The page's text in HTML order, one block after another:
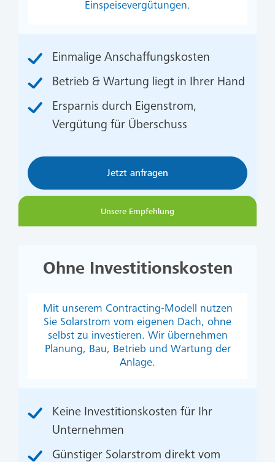
Einspeisevergütungen.
Einmalige Anschaffungskosten
Betrieb & Wartung liegt in Ihrer Hand
Ersparnis durch Eigenstrom,
Vergütung für Überschuss
Jetzt anfragen
Unsere Empfehlung
Ohne Investitionskosten
Mit unserem Contracting-Modell nutzen
Sie Solarstrom vom eigenen Dach, ohne
selbst zu investieren. Wir übernehmen
Planung, Bau, Betrieb und Wartung der
Anlage.
Keine Investitionskosten für Ihr
Unternehmen
Günstiger Solarstrom direkt vom